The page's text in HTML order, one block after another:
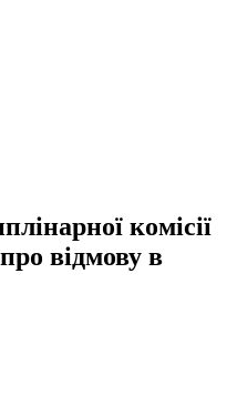
комісії
відмову в